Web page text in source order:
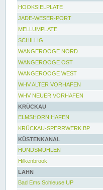
HOOKSIELPLATE
JADE-WESER-PORT
MELLUMPLATE
SCHILLIG
WANGEROOGE NORD
WANGEROOGE OST
WANGEROOGE WEST
WHV ALTER VORHAFEN
WHV NEUER VORHAFEN
KRÜCKAU
ELMSHORN HAFEN
KRÜCKAU-SPERRWERK BP
KÜSTENKANAL
HUNDSMÜHLEN
Hilkenbrook
LAHN
Bad Ems Schleuse UP